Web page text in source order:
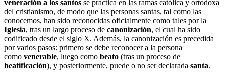
veneración a los santos se practica en las ramas católica y ortodoxa
del cristianismo, de modo que las personas santas, tal como las
conocemos, han sido reconocidas oficialmente como tales por la
Iglesia, tras un largo proceso de canonización, el cual ha sido
codificado desde el siglo X. Además, la canonización es precedida
por varios pasos: primero se debe reconocer a la persona
como venerable, luego como beato (tras un proceso de
beatificación), y posteriormente, puede o no ser declarada santa.